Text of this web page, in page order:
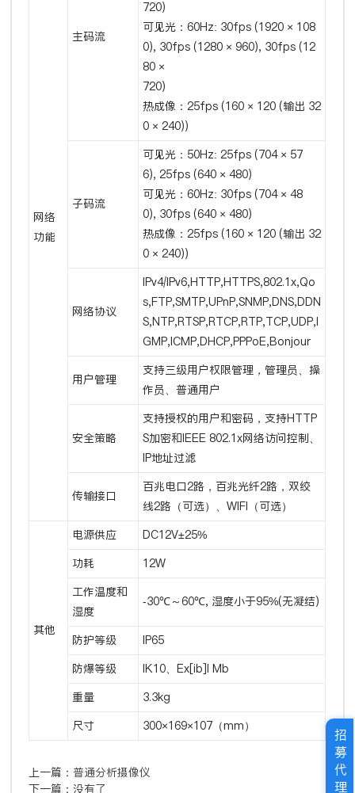
网络
功能
主码流
720)
可见光：60Hz: 30fps (1920 × 108
0), 30fps (1280 × 960), 30fps (12
80 ×
720)
热成像：25fps (160 × 120 (输出 32
0 × 240))
子码流
可见光：50Hz: 25fps (704 × 57
6), 25fps (640 × 480)
可见光：60Hz: 30fps (704 × 48
0), 30fps (640 × 480)
热成像：25fps (160 × 120 (输出 32
0 × 240))
网络协议
IPv4/IPv6,HTTP,HTTPS,802.1x,Qo
s,FTP,SMTP,UPnP,SNMP,DNS,DDN
S,NTP,RTSP,RTCP,RTP,TCP,UDP,I
GMP,ICMP,DHCP,PPPoE,Bonjour
用户管理
支持三级用户权限管理，管理员、操
作员、普通用户
安全策略
支持授权的用户和密码，支持HTTP
S加密和IEEE 802.1x网络访问控制、
IP地址过滤
传输接口
百兆电口2路，百兆光纤2路，双绞
线2路（可选）、WIFI（可选）
其他
电源供应 DC12V±25%
功耗 12W
工作温度和
湿度
-30℃～60℃, 湿度小于95%(无凝结)
防护等级 IP65
防爆等级 IK10、Ex[ib]I Mb
重量 3.3kg
尺寸 300×169×107（mm）
上一篇：普通分析摄像仪
下一篇： 没有了
招
募
代
理